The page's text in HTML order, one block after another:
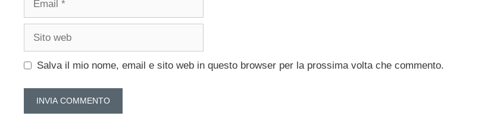
Sito
Salva il mio nome, email e sito web in questo browser per la prossima volta che commento.